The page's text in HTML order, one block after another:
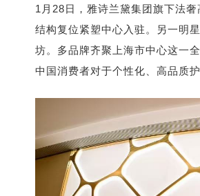
1月28日，雅诗兰黛集团旗下法
结构复位紧塑中心入驻。另一明
坊。多品牌齐聚上海市中心这一
中国消费者对于个性化、高品质